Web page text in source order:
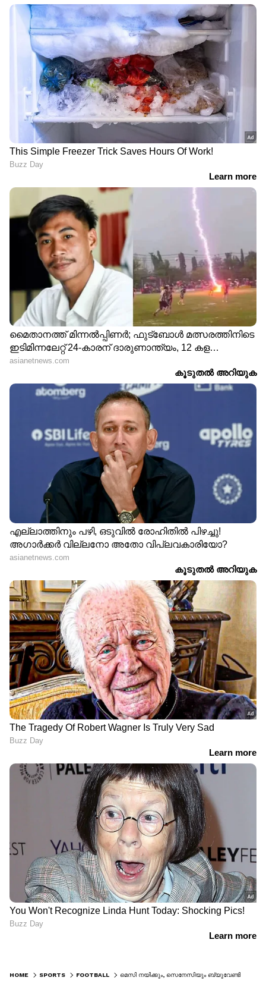
HOME SPORTS FOOTBALL